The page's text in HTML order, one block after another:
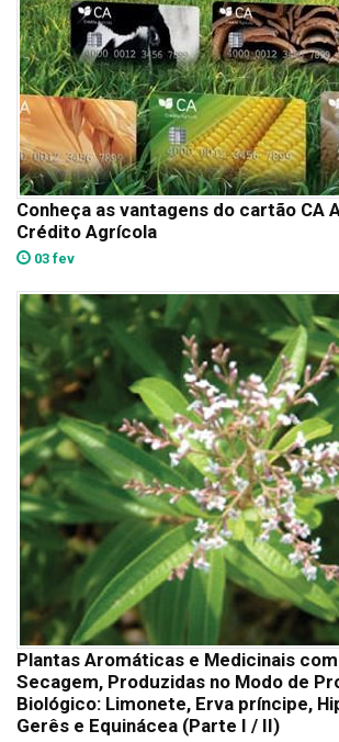
Conheça as vantagens do cartão CA
Crédito Agrícola
03 fev
Plantas Aromáticas e Medicinais
Secagem, Produzidas no Modo de
Biológico: Limonete, Erva príncipe,
Gerês e Equinácea (Parte I / II)